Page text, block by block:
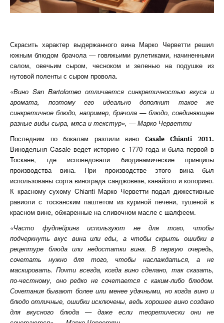
Скрасить характер выдержанного вина Марко Черветти решил
южным блюдом брачола — говяжьими рулетиками, начиненными
салом, овечьим сыром, чесноком и зеленью на подушке из
нутовой поленты с сыром провола.
«Вино San Bartolomeo отличается синкретичностью вкуса и
аромата, поэтому его идеально дополнит такое же
синкретичное блюдо, например, брачола — блюдо, соединяющее
разные виды сыра, мяса и текстур», — Марко Черветти
Последним по бокалам разлили вино CasaleChianti 2011.
Винодельня Casale ведет историю с 1770 года и была первой в
Тоскане, где исповедовали биодинамические принципы
производства вина. При производстве этого вина был
использованы сорта винограда санджовезе, канайоло и колорино.
К красному сухому Chianti Марко Черветти подал дижестивные
равиоли с тосканским паштетом из куриной печени, тушеной в
красном вине, обжаренные на сливочном масле с шалфеем.
«Часто фудпейринг используют не для того, чтобы
подчеркнуть вкус вина или еды, а чтобы скрыть ошибки в
рецептуре блюда или недостатки вина. В первую очередь,
сочетать нужно для того, чтобы наслаждаться, а не
маскировать. Почти всегда, когда вино сделано, так сказать,
по-честному, оно редко не сочетается с каким-либо блюдом.
Сочетания бывают более или менее удачными, но когда вино и
блюдо отличные, ошибки исключены, ведь хорошее вино создано
для вкусного блюда — даже если теоретически они не